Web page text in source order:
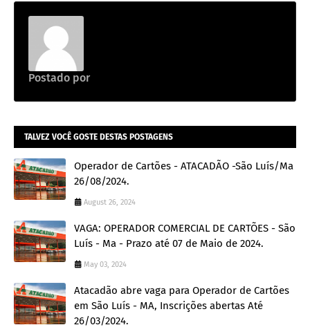
Postado por
TALVEZ VOCÊ GOSTE DESTAS POSTAGENS
Operador de Cartões - ATACADÃO -São Luís/Ma
26/08/2024.
August 26, 2024
VAGA: OPERADOR COMERCIAL DE CARTÕES - São
Luís - Ma - Prazo até 07 de Maio de 2024.
May 03, 2024
Atacadão abre vaga para Operador de Cartões
em São Luís - MA, Inscrições abertas Até
26/03/2024.